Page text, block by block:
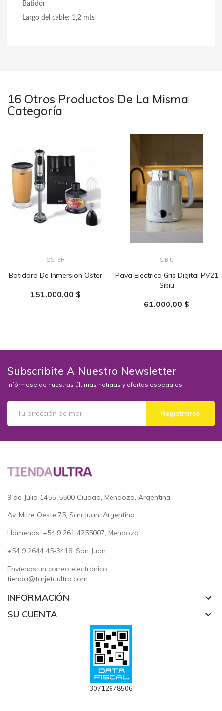
Batidor
Largo del cable: 1,2 mts
16 Otros Productos De La Misma
Categoría
OSTER
Batidora De Inmersion Oster
151.000,00 $
SIBIU
Pava Electrica Gris Digital PV21
Sibiu
61.000,00 $
Subscribite A Nuestro Newsletter
Infórmese de nuestras últimas noticias y ofertas especiales
Registrarse
9 de Julio 1455, 5500 Ciudad, Mendoza, Argentina.
Av. Mitre Oeste 75, San Juan, Argentina.
Llámenos: +54 9 261 4255007, Mendoza
+54 9 2644 45-3418, San Juan
Envíenos un correo electrónico:
tienda@tarjetaultra.com
INFORMACIÓN keyboard_arrow_down
SU CUENTA keyboard_arrow_down
30712678506